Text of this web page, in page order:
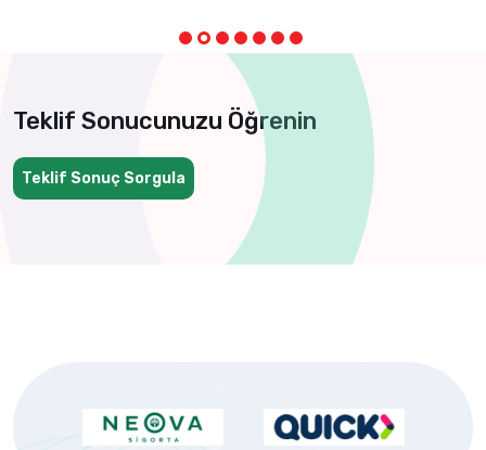
Teklif Sonucunuzu Öğrenin
Teklif Sonuç Sorgula